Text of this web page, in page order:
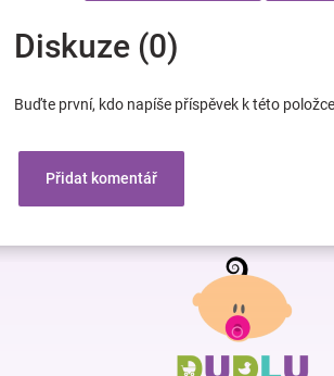
Diskuze (0)
Buďte první, kdo napíše příspěvek k této
Přidat komentář
Z